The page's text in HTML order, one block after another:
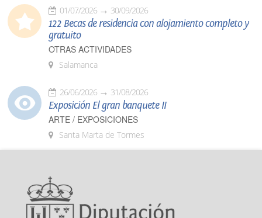
01/07/2026 30/09/2026
122 Becas de residencia con alojamiento completo y
gratuito
OTRAS ACTIVIDADES
Salamanca
26/06/2026 31/08/2026
Exposición El gran banquete II
ARTE / EXPOSICIONES
Santa Marta de Tormes